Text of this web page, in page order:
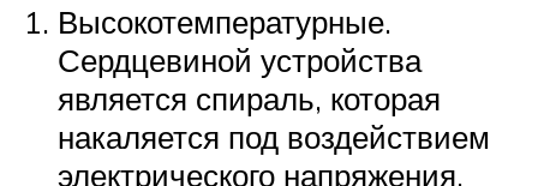
Высокотемпературные.
Сердцевиной устройства
является спираль, которая
накаляется под воздействием
электрического напряжения.